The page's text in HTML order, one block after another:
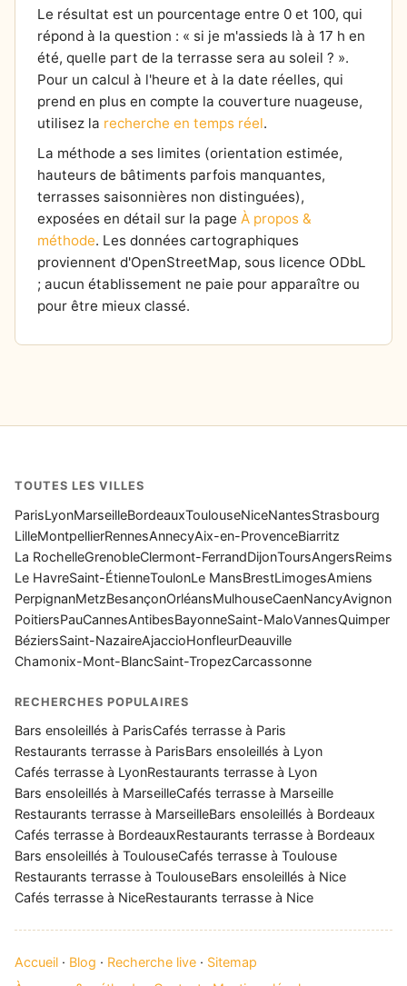
Le résultat est un pourcentage entre 0 et 100, qui
répond à la question : « si je m'assieds là à 17 h en
été, quelle part de la terrasse sera au soleil ? ».
Pour un calcul à l'heure et à la date réelles, qui
prend en plus en compte la couverture nuageuse,
utilisez la recherche en temps réel.
La méthode a ses limites (orientation estimée,
hauteurs de bâtiments parfois manquantes,
terrasses saisonnières non distinguées),
exposées en détail sur la page À propos &
méthode. Les données cartographiques
proviennent d'OpenStreetMap, sous licence ODbL
; aucun établissement ne paie pour apparaître ou
pour être mieux classé.
TOUTES LES VILLES
ParisLyonMarseilleBordeauxToulouseNiceNantesStrasbourg
LilleMontpellierRennesAnnecyAix-en-ProvenceBiarritz
La RochelleGrenobleClermont-FerrandDijonToursAngersReims
Le HavreSaint-ÉtienneToulonLe MansBrestLimogesAmiens
PerpignanMetzBesançonOrléansMulhouseCaenNancyAvignon
PoitiersPauCannesAntibesBayonneSaint-MaloVannesQuimper
BéziersSaint-NazaireAjaccioHonfleurDeauville
Chamonix-Mont-BlancSaint-TropezCarcassonne
RECHERCHES POPULAIRES
Bars ensoleillés à ParisCafés terrasse à Paris
Restaurants terrasse à ParisBars ensoleillés à Lyon
Cafés terrasse à LyonRestaurants terrasse à Lyon
Bars ensoleillés à MarseilleCafés terrasse à Marseille
Restaurants terrasse à MarseilleBars ensoleillés à Bordeaux
Cafés terrasse à BordeauxRestaurants terrasse à Bordeaux
Bars ensoleillés à ToulouseCafés terrasse à Toulouse
Restaurants terrasse à ToulouseBars ensoleillés à Nice
Cafés terrasse à NiceRestaurants terrasse à Nice
Accueil · Blog · Recherche live · Sitemap